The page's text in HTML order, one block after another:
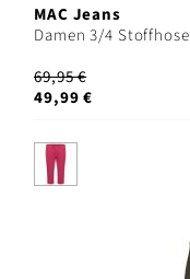
MAC Jeans
Damen 3/4 Stoffhose
69,95 €
49,99 €